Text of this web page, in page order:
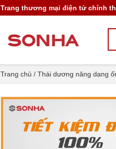
Trang thương mại điện tử chính
Trang chủ / Thái dương năng dạng
(TITAN 220L) Thái dương